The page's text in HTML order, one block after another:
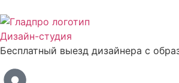
Дизайн-студия
Бесплатный выезд дизайнера с